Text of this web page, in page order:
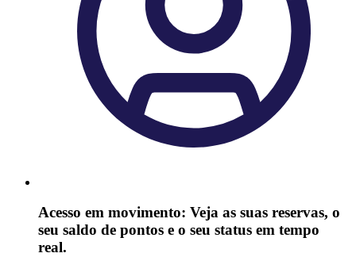
Acesso em movimento: Veja as suas reservas, o
seu saldo de pontos e o seu status em tempo
real.